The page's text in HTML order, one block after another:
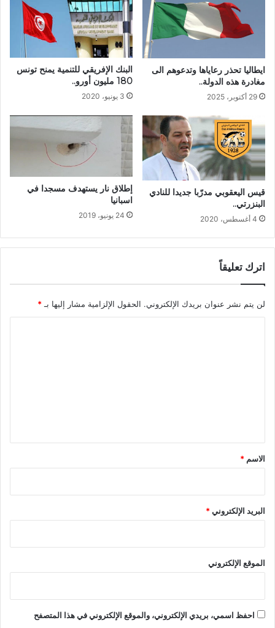
ايطاليا تحذر رعاياها وتدعوهم الى
مغادرة هذه الدولة..
29 أكتوبر، 2025
البنك الإفريقي للتنمية يمنح تونس
180 مليون أورو..
3 يونيو، 2020
قيس اليعقوبي مدرّبا جديدا للنادي
البنزرتي..
4 أغسطس، 2020
إطلاق نار يستهدف مسجدا في
اسبانيا
24 يونيو، 2019
اترك تعليقاً
لن يتم نشر عنوان بريدك الإلكتروني. الحقول الإلزامية مشار إليها بـ *
*
الاسم *
البريد الإلكتروني*
الموقع الإلكتروني
احفظ اسمي، بريدي الإلكتروني، والموقع الإلكتروني في هذا المتصفح